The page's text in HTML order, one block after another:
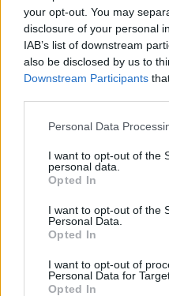
your opt-out. You may
disclosure of your personal
IAB’s list of downstream
also be disclosed by us to
Downstream Participants
Personal Data
I want to opt-out of the
personal data.
Opted In
I want to opt-out of the
Personal Data.
Opted In
I want to opt-out of
Personal Data for
Opted In
Lai uzlabotu pacientu
koordinētu aprūpi,
multidisciplināras
slimību pacientu
izveidot visaptverošas
pacientiem ar
pacientiem ar spina
izveidota
aprūpē, attīstot
pacientu pārņemšanu